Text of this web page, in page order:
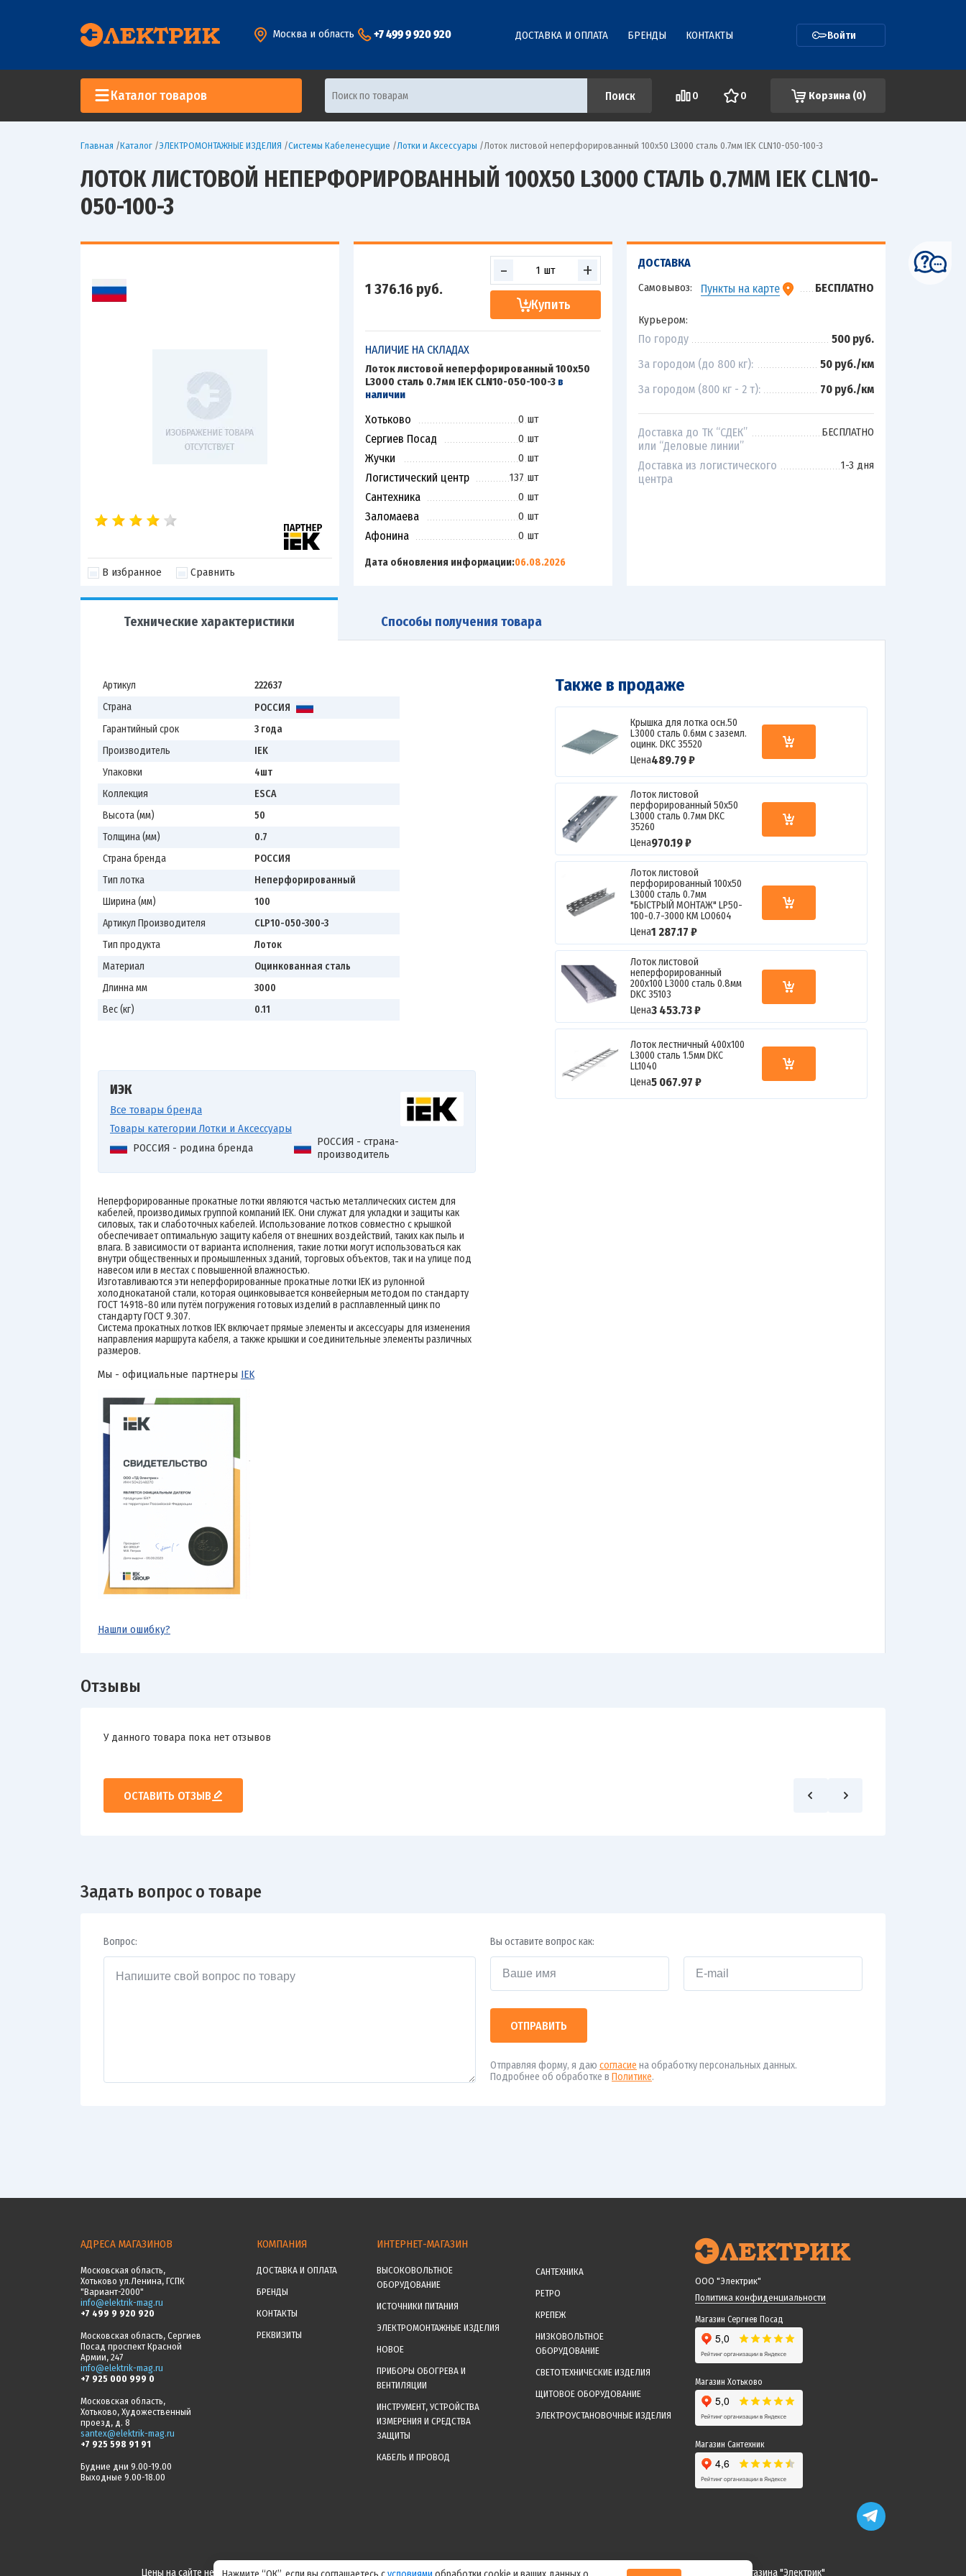
Москва и область +7 499 9 920 920 ДОСТАВКА И ОПЛАТА БРЕНДЫ КОНТАКТЫ Войти
Каталог товаров 0 0 Корзина (0)
Главная /Каталог /ЭЛЕКТРОМОНТАЖНЫЕ ИЗДЕЛИЯ /Системы Кабеленесущие /Лотки и Аксессуары /Лоток листовой неперфорированный 100х50 L3000 сталь 0.7мм IEK CLN10-050-100-3
ЛОТОК ЛИСТОВОЙ НЕПЕРФОРИРОВАННЫЙ 100Х50 L3000 СТАЛЬ 0.7ММ IEK CLN10-
050-100-3
В избранное Сравнить
1 376.16 руб.
- +
Купить
НАЛИЧИЕ НА СКЛАДАХ
Лоток листовой неперфорированный 100х50
L3000 сталь 0.7мм IEK CLN10-050-100-3 в
наличии
Хотьково 0 шт
Сергиев Посад 0 шт
Жучки 0 шт
Логистический центр 137 шт
Сантехника 0 шт
Заломаева 0 шт
Афонина 0 шт
Дата обновления информации:06.08.2026
ДОСТАВКА
Самовывоз: Пункты на карте БЕСПЛАТНО
Курьером:
По городу
500 руб.
За городом (до 800 кг):
50 руб./км
За городом (800 кг - 2 т):
70 руб./км
Доставка до ТК “СДЕК”
или “Деловые линии”
БЕСПЛАТНО
Доставка из логистического
центра
1-3 дня
Технические характеристики Способы получения товара
Артикул
222637
Страна
РОССИЯ
Гарантийный срок
3 года
Производитель
IEK
Упаковки
4шт
Коллекция
ESCA
Высота (мм)
50
Толщина (мм)
0.7
Страна бренда
РОССИЯ
Тип лотка
Неперфорированный
Ширина (мм)
100
Артикул Производителя
CLP10-050-300-3
Тип продукта
Лоток
Материал
Оцинкованная сталь
Длинна мм
3000
Вес (кг)
0.11
ИЭК
Все товары бренда
Товары категории Лотки и Аксессуары
РОССИЯ - родина бренда
РОССИЯ - страна-
производитель
Неперфорированные прокатные лотки являются частью металлических систем для
кабелей, производимых группой компаний IEK. Они служат для укладки и защиты как
силовых, так и слаботочных кабелей. Использование лотков совместно с крышкой
обеспечивает оптимальную защиту кабеля от внешних воздействий, таких как пыль и
влага. В зависимости от варианта исполнения, такие лотки могут использоваться как
внутри общественных и промышленных зданий, торговых объектов, так и на улице под
навесом или в местах с повышенной влажностью.
Изготавливаются эти неперфорированные прокатные лотки IEK из рулонной
холоднокатаной стали, которая оцинковывается конвейерным методом по стандарту
ГОСТ 14918-80 или путём погружения готовых изделий в расплавленный цинк по
стандарту ГОСТ 9.307.
Система прокатных лотков IEK включает прямые элементы и аксессуары для изменения
направления маршрута кабеля, а также крышки и соединительные элементы различных
размеров.
Мы - официальные партнеры IEK
Также в продаже
Крышка для лотка осн.50
L3000 сталь 0.6мм с заземл.
оцинк. DKC 35520
Цена489.79 ₽
Лоток листовой
перфорированный 50х50
L3000 сталь 0.7мм DKC
35260
Цена970.19 ₽
Лоток листовой
перфорированный 100х50
L3000 сталь 0.7мм
"БЫСТРЫЙ МОНТАЖ" LP50-
100-0.7-3000 КМ LO0604
Цена1 287.17 ₽
Лоток листовой
неперфорированный
200х100 L3000 сталь 0.8мм
DKC 35103
Цена3 453.73 ₽
Лоток лестничный 400х100
L3000 сталь 1.5мм DKC
LL1040
Цена5 067.97 ₽
Нашли ошибку?
Отзывы
У данного товара пока нет отзывов
ОСТАВИТЬ ОТЗЫВ
Задать вопрос о товаре
Вопрос: Вы оставите вопрос как:
ОТПРАВИТЬ
Отправляя форму, я даю согласие на обработку персональных данных.
Подробнее об обработке в Политике.
АДРЕСА МАГАЗИНОВ
Московская область,
Хотьково ул.Ленина, ГСПК
"Вариант-2000"
info@elektrik-mag.ru
+7 499 9 920 920
Московская область, Сергиев
Посад проспект Красной
Армии, 247
info@elektrik-mag.ru
+7 925 000 999 0
Московская область,
Хотьково, Художественный
проезд, д. 8
santex@elektrik-mag.ru
+7 925 598 91 91
Будние дни 9.00-19.00
Выходные 9.00-18.00
КОМПАНИЯ
ДОСТАВКА И ОПЛАТА
БРЕНДЫ
КОНТАКТЫ
РЕКВИЗИТЫ
ИНТЕРНЕТ-МАГАЗИН
ВЫСОКОВОЛЬТНОЕ
ОБОРУДОВАНИЕ
ИСТОЧНИКИ ПИТАНИЯ
ЭЛЕКТРОМОНТАЖНЫЕ ИЗДЕЛИЯ
НОВОЕ
ПРИБОРЫ ОБОГРЕВА И
ВЕНТИЛЯЦИИ
ИНСТРУМЕНТ, УСТРОЙСТВА
ИЗМЕРЕНИЯ И СРЕДСТВА
ЗАЩИТЫ
КАБЕЛЬ И ПРОВОД
САНТЕХНИКА
РЕТРО
КРЕПЕЖ
НИЗКОВОЛЬТНОЕ
ОБОРУДОВАНИЕ
СВЕТОТЕХНИЧЕСКИЕ ИЗДЕЛИЯ
ЩИТОВОЕ ОБОРУДОВАНИЕ
ЭЛЕКТРОУСТАНОВОЧНЫЕ ИЗДЕЛИЯ
ООО "Электрик"
Политика конфиденциальности
Магазин Сергиев Посад
Магазин Хотьково
Магазин Сантехник
Цены на сайте не являются офертой! Актуальные цены уточняйте у менеджера после оформления заказа! Спасибо за понимание! Команда магазина "Электрик"